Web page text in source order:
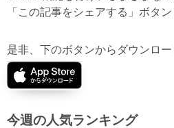
「この記事をシェアする」ボタ
是非、下のボタンからダウンロー
今週の人気ランキング